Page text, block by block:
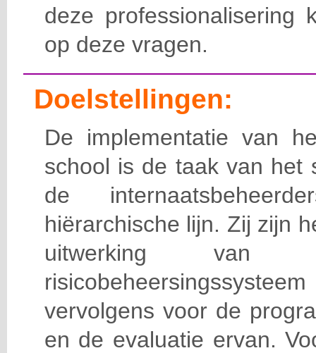
deze professionalisering
op deze vragen.
Doelstellingen:
De implementatie van
school is de taak van het
de
hiërarchische lijn. Zij zijn
uitwerking van
vervolgens voor de
en de evaluatie ervan.